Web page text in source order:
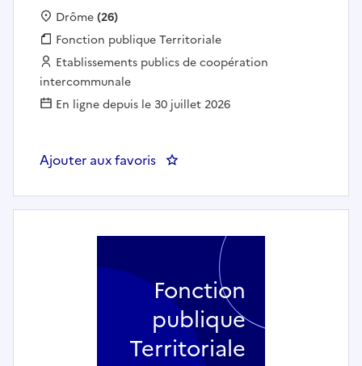
Localisation :
Drôme(26)
Fonction publique :
Fonction publique Territoriale
Employeur :
Etablissements publics de coopération
intercommunale
En ligne depuis le 30 juillet 2026
Ajouter aux favoris : Agent Périscolaire - SIVOS DE
Fonction
publique
Territoriale